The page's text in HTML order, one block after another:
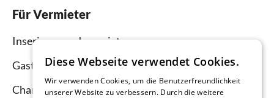
Für Vermieter
Inserieren und vermieten
Gastgebermagazin
Channel Manager
Diese Webseite verwendet Cookies.
Wir verwenden Cookies, um die Benutzerfreundlichkeit
unserer Website zu verbessern. Durch die weitere